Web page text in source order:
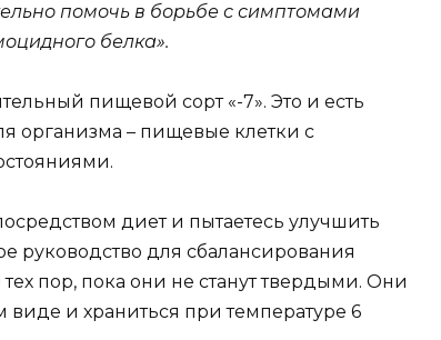
помочь в борьбе с симптомами
белка».
пищевой сорт «-7». Это и есть
организма – пищевые клетки с
диет и пытаетесь улучшить
руководство для сбалансирования
пор, пока они не станут твердыми. Они
и храниться при температуре 6